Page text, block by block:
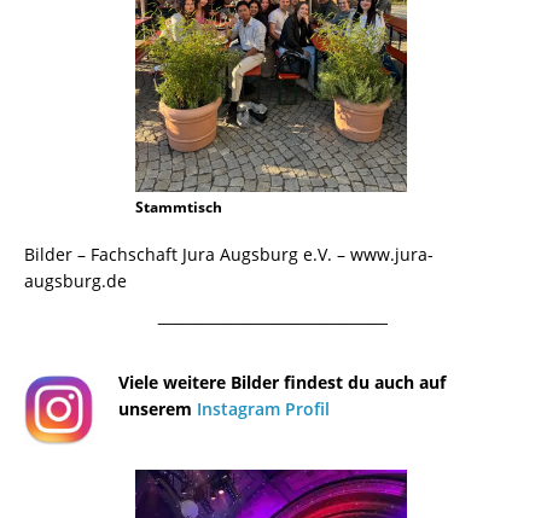
Stammtisch
Bilder – Fachschaft Jura Augsburg e.V. – www.jura-
augsburg.de
¯¯¯¯¯¯¯¯¯¯¯¯¯¯¯¯¯¯¯¯¯¯¯¯¯¯¯¯¯¯¯¯¯¯¯¯¯¯
Viele weitere Bilder findest du auch auf
unserem Instagram Profil